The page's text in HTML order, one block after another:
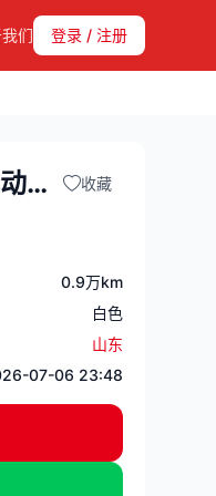
们 登录 / 注册
25款大众朗逸Pro 高配天窗电动座椅 收藏
0.9万km
白色
山东
07-06 23:48